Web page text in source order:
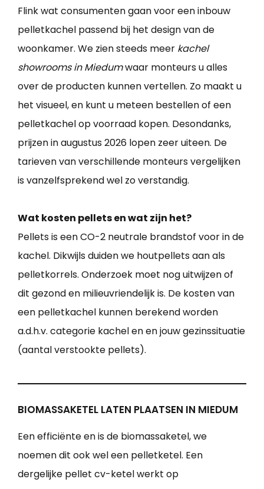
Flink wat consumenten gaan voor een inbouw
pelletkachel passend bij het design van de
woonkamer. We zien steeds meer kachel
showrooms in Miedumwaar monteurs u alles
over de producten kunnen vertellen. Zo maakt u
het visueel, en kunt u meteen bestellen of een
pelletkachel op voorraad kopen. Desondanks,
prijzen in augustus 2026 lopen zeer uiteen. De
tarieven van verschillende monteurs vergelijken
is vanzelfsprekend wel zo verstandig.
Wat kosten pellets en wat zijn het?
Pellets is een CO-2 neutrale brandstof voor in de
kachel. Dikwijls duiden we houtpellets aan als
pelletkorrels. Onderzoek moet nog uitwijzen of
dit gezond en milieuvriendelijk is. De kosten van
een pelletkachel kunnen berekend worden
a.d.h.v. categorie kachel en en jouw gezinssituatie
(aantal verstookte pellets).
BIOMASSAKETEL LATEN PLAATSEN IN MIEDUM
Een efficiënte en is de biomassaketel, we
noemen dit ook wel een pelletketel. Een
dergelijke pellet cv-ketel werkt op